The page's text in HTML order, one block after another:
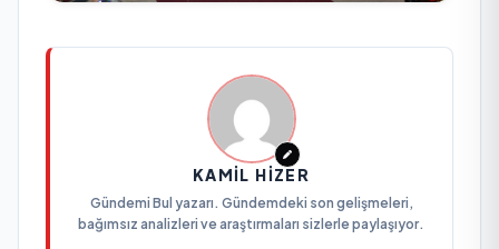
KAMIL HIZER
Gündemi Bul yazarı. Gündemdeki son gelişmeleri,
bağımsız analizleri ve araştırmaları sizlerle paylaşıyor.